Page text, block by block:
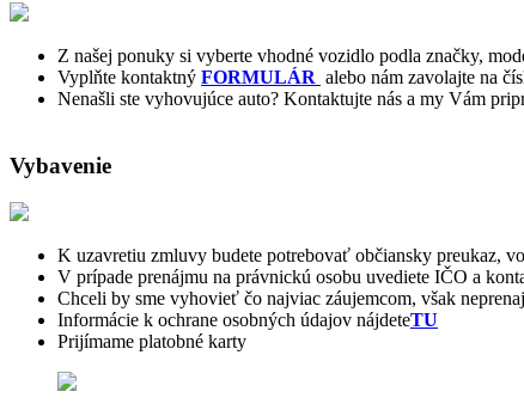
Z našej ponuky si vyberte vhodné vozidlo podla značky,
Vyplňte kontaktný FORMULÁR alebo nám zavolajte na
Nenašli ste vyhovujúce auto? Kontaktujte nás a my Vám
Vybavenie
K uzavretiu zmluvy budete potrebovať občiansky preukaz,
V prípade prenájmu na právnickú osobu uvediete IČO a
Chceli by sme vyhovieť čo najviac záujemcom, však
Informácie k ochrane osobných údajov nájdeteTU
Prijímame platobné karty